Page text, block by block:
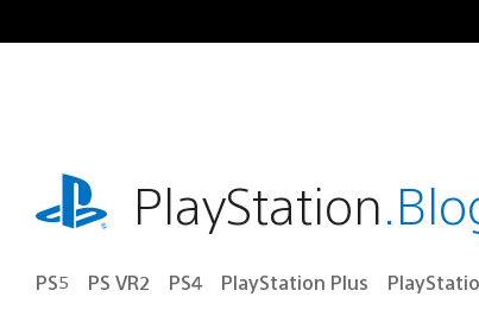
para
playstation.comPlayStation
PS5 PS VR2 PS4 PlayStation Plus